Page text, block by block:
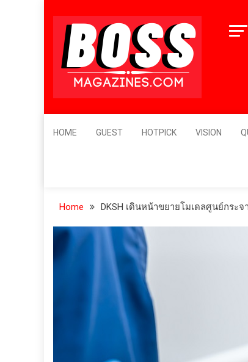
content
Leader's Vision
HOME GUEST HOTPICK VISION
Home DKSH เดินหน้าขยายโมเดลศูนย์กระ